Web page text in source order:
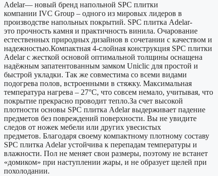
Adelar— новый бренд напольной SPC плитки
компании IVC Group – одного из мировых лидеров в
производстве напольных покрытий. SPC плитка Adelar-
это прочность камня и практичность винила. Очарование
естественных природных дизайнов в сочетании с качеством и
надежностью.Компактная 4-слойная конструкция SPС плитки
Adelar с жесткой основой оптимальной толщины оснащена
надёжным запатентованным замком Uniclic для простой и
быстрой укладки. Так же совместима со всеми видами
подогрева полов, встроенными в стяжку. Максимальная
температура нагрева – 27°С, что совсем немало, учитывая, что
покрытие прекрасно проводит тепло.За счет высокой
плотности основы SPС плитка Adelar выдерживает падение
предметов без повреждений поверхности. Вы не увидите
следов от ножек мебели или других увесистых
предметов. Благодаря своему компактному плотному составу
SPC плитка Adelar устойчива к перепадам температуры и
влажности. Пол не меняет свои размеры, поэтому не встанет
«домиком» при наступлении жары, и не образует щелей при
похолодании.